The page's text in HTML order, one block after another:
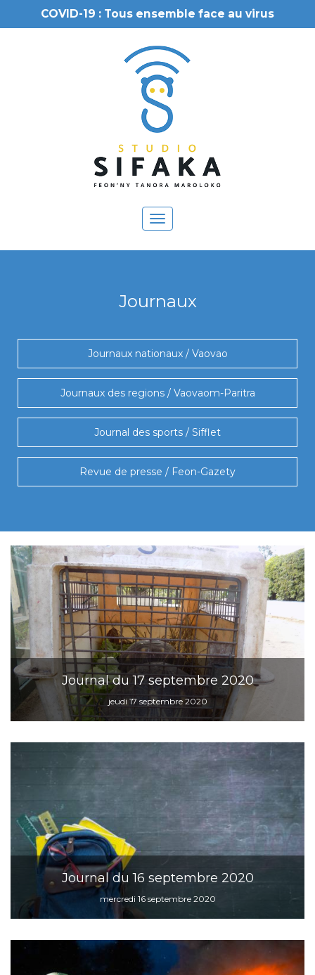
COVID-19 : Tous ensemble face au virus
Toggle
navigation
Journaux
Journaux nationaux / Vaovao
Journaux des regions / Vaovaom-Paritra
Journal des sports / Sifflet
Revue de presse / Feon-Gazety
Journal du 17 septembre 2020
jeudi 17 septembre 2020
Journal du 16 septembre 2020
mercredi 16 septembre 2020